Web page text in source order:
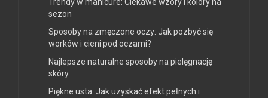
sezon
Sposoby na zmęczone oczy: Jak pozbyć się
worków i cieni pod oczami?
Najlepsze naturalne sposoby na pielęgnację
skóry
Piękne usta: Jak uzyskać efekt pełnych i